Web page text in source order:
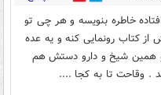
افتاده خاطره بنویسه و هر چی تو
کتاب رونمایی کنه و یه عده
همین شیخ و دارو دستش هم
. وقاحت تا به کجا ....